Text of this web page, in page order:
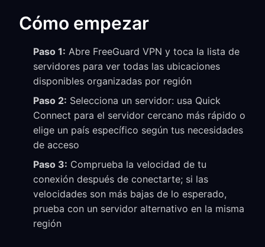
Cómo empezar
Paso 1: Abre FreeGuard VPN y toca la lista de
servidores para ver todas las ubicaciones
disponibles organizadas por región
Paso 2: Selecciona un servidor: usa Quick
Connect para el servidor cercano más rápido o
elige un país específico según tus necesidades
de acceso
Paso 3: Comprueba la velocidad de tu
conexión después de conectarte; si las
velocidades son más bajas de lo esperado,
prueba con un servidor alternativo en la misma
región